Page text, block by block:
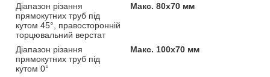
Діапазон різання
прямокутних труб під
кутом 45°, правосторонній
торцювальний верстат
Макс. 80x70 мм
Діапазон різання
прямокутних труб під
кутом 0°
Макс. 100x70 мм